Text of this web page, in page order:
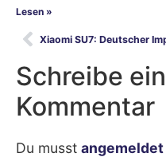
Lesen »
Schreibe
Kommentar
Du musst angemeldet